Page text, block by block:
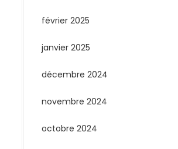
février 2025
janvier 2025
décembre 2024
novembre 2024
octobre 2024